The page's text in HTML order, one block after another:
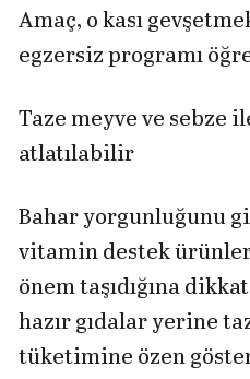
Amaç, o kası
egzersiz programı
Taze meyve ve sebze
atlatılabilir
Bahar yorgunluğunu
vitamin destek
önem taşıdığına
hazır gıdalar yerine
tüketimine özen